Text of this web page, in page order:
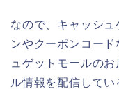
なので、キャッシ
ンやクーポンコー
ュゲットモールの
ル情報を配信してい